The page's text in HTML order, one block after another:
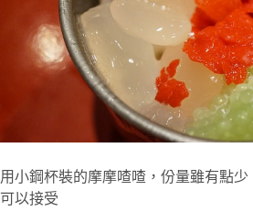
用小鋼杯裝的摩摩喳喳，份量雖有點
可以接受